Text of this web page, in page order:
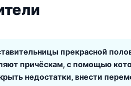
прекрасной
причёскам, с помощью
недостатки, внести